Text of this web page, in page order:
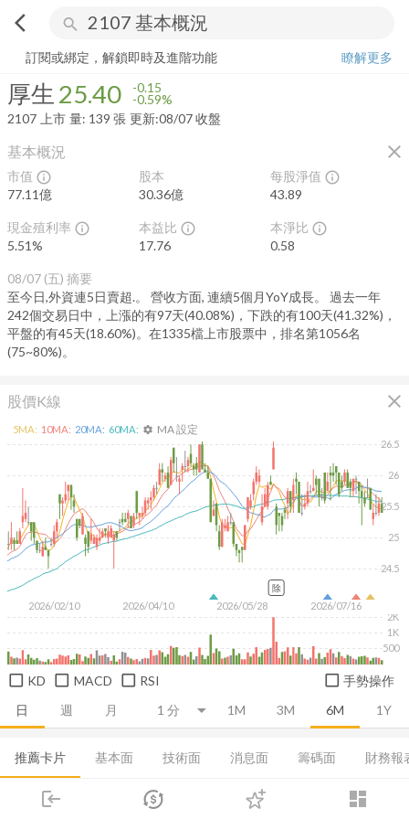
arrow_back_ios search
login dashboard
市場 登入
厚生 25.40-0.59%
訂閱或綁定，解鎖即時及進階功能
瞭解更多
厚生 25.40 -0.15
-0.59%
2107 上市 量: 139 張 更新:08/07 收盤
基本概況 close
市值 info_outline
77.11億
股本
30.36億
每股淨值 info_outline
43.89
現金殖利率 info_outline
5.51%
本益比 info_outline
17.76
本淨比 info_outline
0.58
08/07 (五) 摘要
至今日,外資連5日賣超.。 營收方面, 連續5個月YoY成長。 過去一年
242個交易日中，上漲的有97天(40.08%)，下跌的有100天(41.32%)，
平盤的有45天(18.60%)。在1335檔上市股票中，排名第1056名
(75~80%)。
股價K線 close
日 週 月 1M 3M 6M 1Y
2026/02/10 2026/04/10 2026/05/28 2026/07/16
24.5
25
25.5
26
26.5
500
1K
2K
5MA: 10MA: 20MA: 60MA: settings MA 設定
除
KD MACD RSI 手勢操作
推薦卡片 基本面 技術面 消息面 籌碼面 財務報
融資融券 基本資料 成長能力